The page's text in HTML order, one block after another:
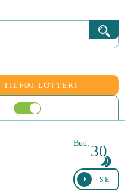
TILFØJ LOTTERI
Bud: 30
SE